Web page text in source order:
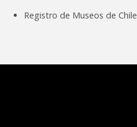
Registro de Museos de Chile